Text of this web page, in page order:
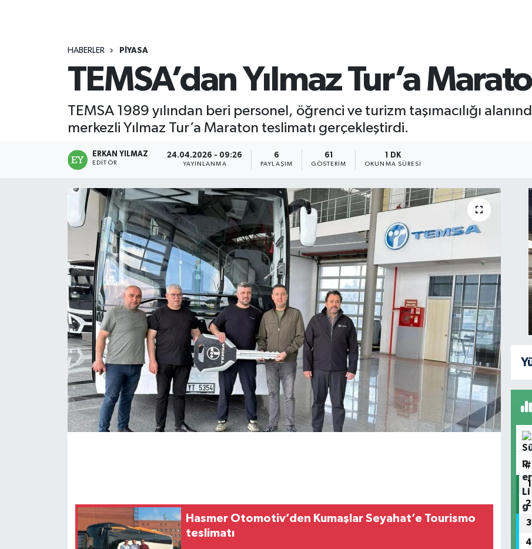
HABERLER PİYASA
TEMSA’dan Yılmaz Tur’a
TEMSA 1989 yılından beri personel, öğrenci ve turizm taşımacılığı
merkezli Yılmaz Tur’a Maraton teslimatı gerçekleştirdi.
ERKAN YILMAZ
EDITÖR
24.04.2026 - 09:26
YAYINLANMA
6
PAYLAŞIM
61
GÖSTERIM
1 DK
OKUNMA SÜRESI
Hasmer Otomotiv’den Kumaşlar Seyahat’e Tourismo
teslimatı
#
1
2
3
4